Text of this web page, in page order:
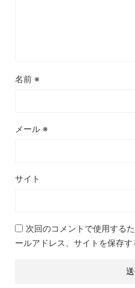
名前 ※
メール ※
サイト
次回のコメントで使用する
ールアドレス、サイトを保存す